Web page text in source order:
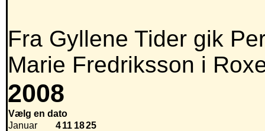
Fra Gyllene Tider gik
Marie Fredriksson i
2008
Vælg en dato
Januar
411 1825